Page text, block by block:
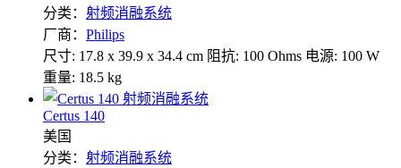
分类： 射频消融系统
厂商： Philips
尺寸: 17.8 x 39.9 x 34.4 cm 阻抗: 100 Ohms 电源: 100 W
重量: 18.5 kg
Certus 140
美国
分类： 射频消融系统